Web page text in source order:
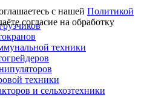
техники
техники
и сельхозтехники
с нашейПолитикой
согласие на обработку